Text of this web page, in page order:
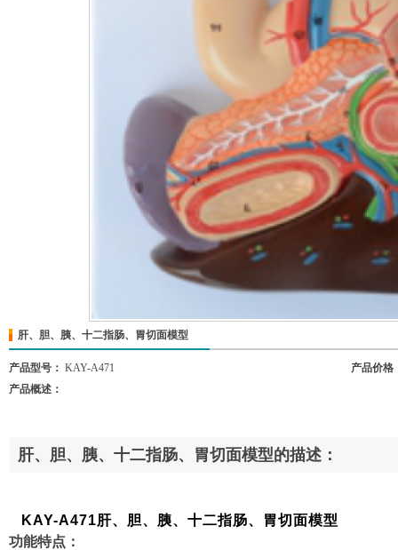
肝、胆、胰、十二指肠、胃切面模型
产品型号： KAY-A471
产品价格
产品概述：
肝、胆、胰、十二指肠、胃切面模型的描述：
KAY-A471肝、胆、胰、十二指肠、胃切面模型
功能特点：